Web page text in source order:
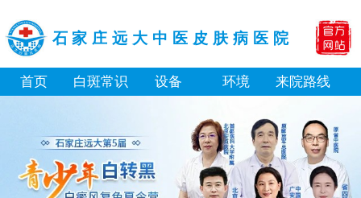
石家庄远大中医皮肤病医院
首页 白斑常识 设备 环境 来院路线